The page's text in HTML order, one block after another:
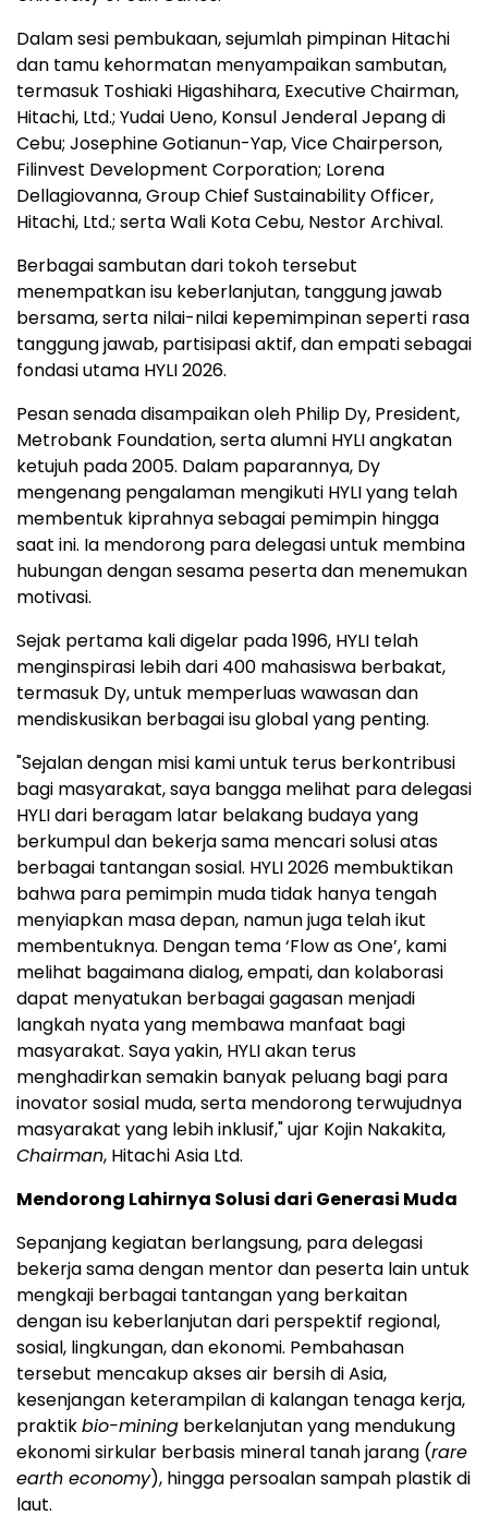
Dalam sesi pembukaan, sejumlah pimpinan Hitachi
dan tamu kehormatan menyampaikan sambutan,
termasuk Toshiaki Higashihara, Executive Chairman,
Hitachi, Ltd.; Yudai Ueno, Konsul Jenderal Jepang di
Cebu; Josephine Gotianun-Yap, Vice Chairperson,
Filinvest Development Corporation; Lorena
Dellagiovanna, Group Chief Sustainability Officer,
Hitachi, Ltd.; serta Wali Kota Cebu, Nestor Archival.
Berbagai sambutan dari tokoh tersebut
menempatkan isu keberlanjutan, tanggung jawab
bersama, serta nilai-nilai kepemimpinan seperti rasa
tanggung jawab, partisipasi aktif, dan empati sebagai
fondasi utama HYLI 2026.
Pesan senada disampaikan oleh Philip Dy, President,
Metrobank Foundation, serta alumni HYLI angkatan
ketujuh pada 2005. Dalam paparannya, Dy
mengenang pengalaman mengikuti HYLI yang telah
membentuk kiprahnya sebagai pemimpin hingga
saat ini. Ia mendorong para delegasi untuk membina
hubungan dengan sesama peserta dan menemukan
motivasi.
Sejak pertama kali digelar pada 1996, HYLI telah
menginspirasi lebih dari 400 mahasiswa berbakat,
termasuk Dy, untuk memperluas wawasan dan
mendiskusikan berbagai isu global yang penting.
"Sejalan dengan misi kami untuk terus berkontribusi
bagi masyarakat, saya bangga melihat para delegasi
HYLI dari beragam latar belakang budaya yang
berkumpul dan bekerja sama mencari solusi atas
berbagai tantangan sosial. HYLI 2026 membuktikan
bahwa para pemimpin muda tidak hanya tengah
menyiapkan masa depan, namun juga telah ikut
membentuknya. Dengan tema ‘Flow as One’, kami
melihat bagaimana dialog, empati, dan kolaborasi
dapat menyatukan berbagai gagasan menjadi
langkah nyata yang membawa manfaat bagi
masyarakat. Saya yakin, HYLI akan terus
menghadirkan semakin banyak peluang bagi para
inovator sosial muda, serta mendorong terwujudnya
masyarakat yang lebih inklusif," ujar Kojin Nakakita,
Chairman, Hitachi Asia Ltd.
Mendorong Lahirnya Solusi dari Generasi Muda
Sepanjang kegiatan berlangsung, para delegasi
bekerja sama dengan mentor dan peserta lain untuk
mengkaji berbagai tantangan yang berkaitan
dengan isu keberlanjutan dari perspektif regional,
sosial, lingkungan, dan ekonomi. Pembahasan
tersebut mencakup akses air bersih di Asia,
kesenjangan keterampilan di kalangan tenaga kerja,
praktikbio-mining berkelanjutan yang mendukung
ekonomi sirkular berbasis mineral tanah jarang (rare
earth economy), hingga persoalan sampah plastik di
laut.